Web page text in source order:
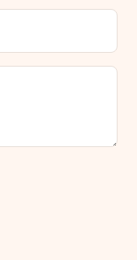
doručení. Dárek,
balíček nebo jako
na kterou
prosím náš
V případě ručního
lhůtu 3 dny